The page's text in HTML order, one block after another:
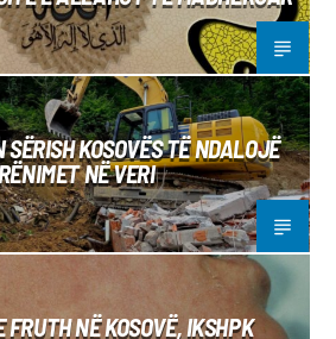
KOSOVËS TË NDALOJË
NË VERI
FRUTH NË KOSOVË, IKSHPK